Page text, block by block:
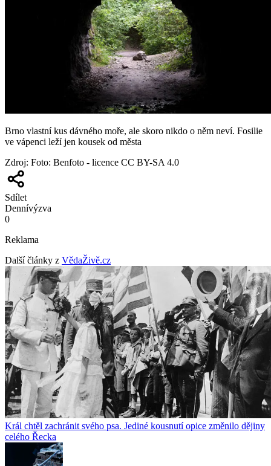
Brno vlastní kus dávného moře, ale skoro nikdo o něm neví. Fosilie
ve vápenci leží jen kousek od města
Zdroj: Foto: Benfoto - licence CC BY-SA 4.0
Sdílet
Dennívýzva
0
Reklama
Další články z VědaŽivě.cz
Král chtěl zachránit svého psa. Jediné kousnutí opice změnilo dějiny
celého Řecka